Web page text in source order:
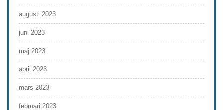
augusti 2023
juni 2023
maj 2023
april 2023
mars 2023
februari 2023